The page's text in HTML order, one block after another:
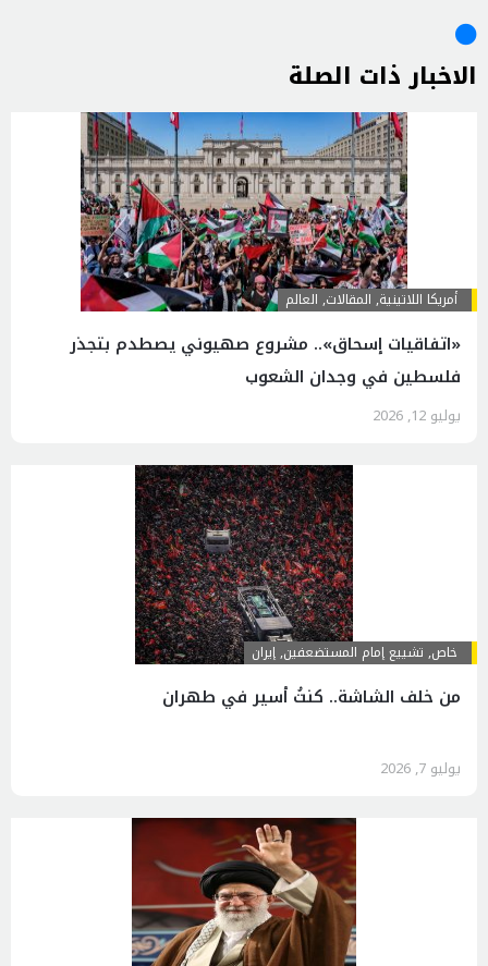
الاخبار ذات الصلة
أمريكا اللاتينية, المقالات, العالم
«اتفاقيات إسحاق».. مشروع صهيوني يصطدم بتجذر
فلسطين في وجدان الشعوب
يوليو 12, 2026
خاص, تشييع إمام المستضعفين,إيران
من خلف الشاشة.. كنتُ أسير في طهران
يوليو 7, 2026